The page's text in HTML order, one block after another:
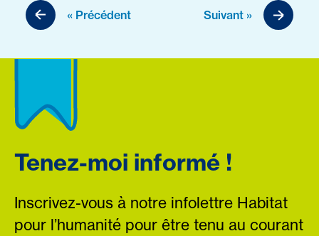
« Précédent Suivant »
Tenez-moi informé !
Inscrivez-vous à notre infolettre Habitat
pour l’humanité pour être tenu au courant